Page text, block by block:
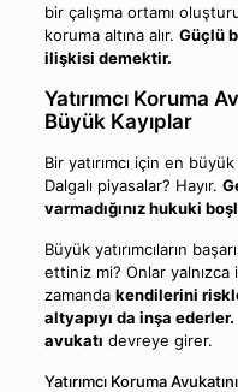
bir çalışma ortamı
koruma altına alır. Güçlü
ilişkisi demektir.
Yatırımcı Koruma
Büyük Kayıplar
Bir yatırımcı için en
Dalgalı piyasalar? Hayır.
varmadığınız hukuki
Büyük yatırımcıların
ettiniz mi? Onlar yalnızca
zamanda kendilerini
altyapıyı da inşa ederler.
avukatı devreye girer.
Yatırımcı Koruma